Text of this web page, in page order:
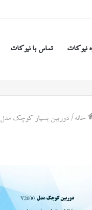
نیوکات تماس با نیوکات
خانه / دوربین بسیار کوچک مدل Y2000 با قابلیت فیلم‌برداری مداوم